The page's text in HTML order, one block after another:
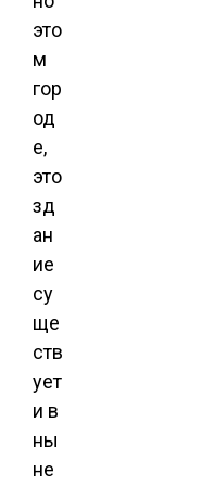
это
м
гор
од
е,
это
зд
ан
ие
су
ще
ств
ует
и в
ны
не